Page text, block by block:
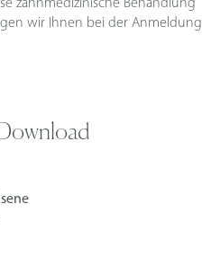
zahnmedizinische Behandlung
wir Ihnen bei der Anmeldung